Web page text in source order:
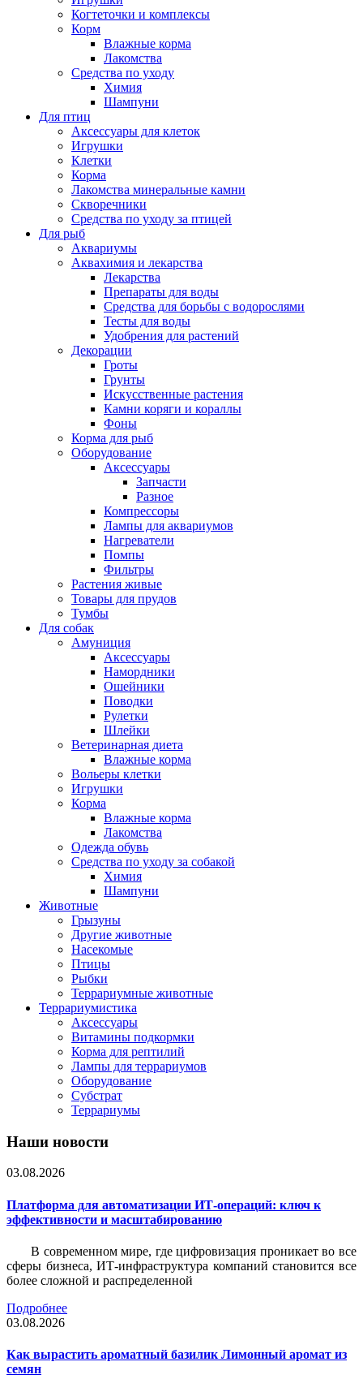
Когтеточки и комплексы
Корм
Влажные корма
Лакомства
Средства по уходу
Химия
Шампуни
Для птиц
Аксессуары для клеток
Игрушки
Клетки
Корма
Лакомства минеральные камни
Скворечники
Средства по уходу за птицей
Для рыб
Аквариумы
Аквахимия и лекарства
Лекарства
Препараты для воды
Средства для борьбы с водорослями
Тесты для воды
Удобрения для растений
Декорации
Гроты
Грунты
Искусственные растения
Камни коряги и кораллы
Фоны
Корма для рыб
Оборудование
Аксессуары
Запчасти
Разное
Компрессоры
Лампы для аквариумов
Нагреватели
Помпы
Фильтры
Растения живые
Товары для прудов
Тумбы
Для собак
Амуниция
Аксессуары
Намордники
Ошейники
Поводки
Рулетки
Шлейки
Ветеринарная диета
Влажные корма
Вольеры клетки
Игрушки
Корма
Влажные корма
Лакомства
Одежда обувь
Средства по уходу за собакой
Химия
Шампуни
Животные
Грызуны
Другие животные
Насекомые
Птицы
Рыбки
Террариумные животные
Террариумистика
Аксессуары
Витамины подкормки
Корма для рептилий
Лампы для террариумов
Оборудование
Субстрат
Террариумы
Наши новости
03.08.2026
Платформа для автоматизации ИТ-операций: ключ к
эффективности и масштабированию
В современном мире, где цифровизация проникает во все
сферы бизнеса, ИТ-инфраструктура компаний становится все
более сложной и распределенной
Подробнее
03.08.2026
Как вырастить ароматный базилик Лимонный аромат из
семян